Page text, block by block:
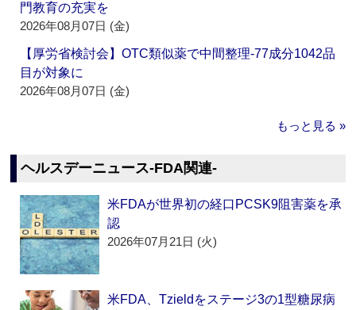
門教育の充実を
2026年08月07日 (金)
【厚労省検討会】OTC類似薬で中間整理‐77成分1042品
目が対象に
2026年08月07日 (金)
もっと見る »
ヘルスデーニュース‐FDA関連‐
米FDAが世界初の経口PCSK9阻害薬を承
認
2026年07月21日 (火)
米FDA、Tzieldをステージ3の1型糖尿病